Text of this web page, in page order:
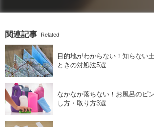
関連記事 Related
目的地がわからない！知らない
ときの対処法5選
なかなか落ちない！お風呂のピ
し方・取り方3選